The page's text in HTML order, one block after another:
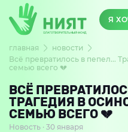
Я
главная
новости
Всё превратилось в пепел...
семью всего 💔
ВСЁ
ТРАГЕДИЯ В
СЕМЬЮ ВСЕГО 💔
Новость · 30 января